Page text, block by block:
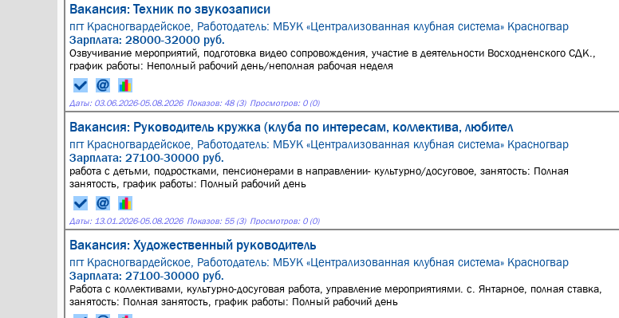
Вакансия: Техник по звукозаписи
пгт Красногвардейское, Работодатель: МБУК «Централизованная клубная система» Красногвар
Зарплата: 28000-32000 руб.
Озвучивание мероприятий, подготовка видео сопровождения, участие в деятельности Восходненского СДК.,
график работы: Неполный рабочий день/неполная рабочая неделя
Даты: 03.06.2026-05.08.2026 Показов: 48 (3) Просмотров: 0 (0)
Вакансия: Руководитель кружка (клуба по интересам, коллектива, любител
пгт Красногвардейское, Работодатель: МБУК «Централизованная клубная система» Красногвар
Зарплата: 27100-30000 руб.
работа с детьми, подростками, пенсионерами в направлении- культурно/досуговое, занятость: Полная
занятость, график работы: Полный рабочий день
Даты: 13.01.2026-05.08.2026 Показов: 55 (3) Просмотров: 0 (0)
Вакансия: Художественный руководитель
пгт Красногвардейское, Работодатель: МБУК «Централизованная клубная система» Красногвар
Зарплата: 27100-30000 руб.
Работа с коллективами, культурно-досуговая работа, управление мероприятиями. с. Янтарное, полная ставка,
занятость: Полная занятость, график работы: Полный рабочий день